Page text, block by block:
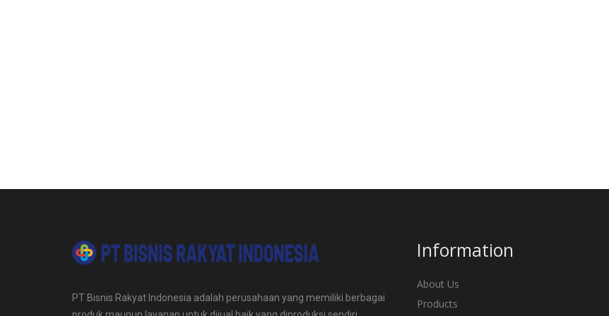
PT Bisnis Rakyat Indonesia adalah perusahaan yang memiliki berbagai
Information
About Us
Products